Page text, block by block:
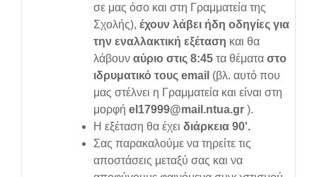
σε μας όσο και στη Γραμματεία της
Σχολής), έχουν λάβει ήδη οδηγίες για
την εναλλακτική εξέταση και θα
λάβουν αύριο στις 8:45 τα θέματα στο
ιδρυματικό τους email (βλ. αυτό που
μας στέλνει η Γραμματεία και είναι στη
μορφή el17999@mail.ntua.gr ).
Η εξέταση θα έχει διάρκεια 90'.
Σας παρακαλούμε να τηρείτε τις
αποστάσεις μεταξύ σας και να